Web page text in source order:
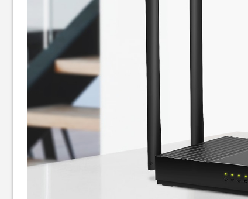
Маршрутизатор
мультисервісний TP-Link
ER605 SafeStream (TL-R605)
3 069грн
2 449грн
Маршрутизатор TP-Link TL-
WR845N, стаціонарний
1 069грн
849